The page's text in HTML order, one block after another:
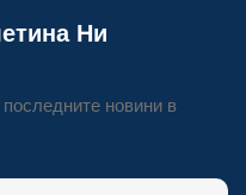
Ни
новини в